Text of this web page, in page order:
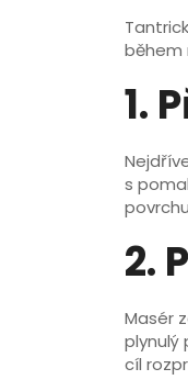
během
1.
s
2.
Masér
plynulý
cíl